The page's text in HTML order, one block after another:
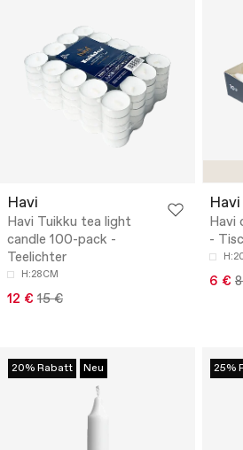
Havi
Havi Tuikku tea light
candle 100-pack -
Teelichter
H:28CM
12 € 15 €
Havi
Havi
-
6 €
20% Rabatt Neu 25%